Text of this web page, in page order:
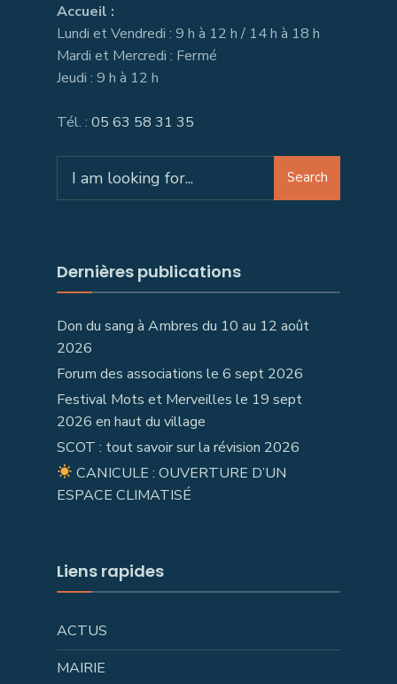
Accueil :
Lundi et Vendredi : 9 h à 12 h / 14 h à 18 h
Mardi et Mercredi : Fermé
Jeudi : 9 h à 12 h
Tél. : 05 63 58 31 35
for:
Search
Dernières publications
Don du sang à Ambres du 10 au 12 août
2026
Forum des associations le 6 sept 2026
Festival Mots et Merveilles le 19 sept
2026 en haut du village
SCOT : tout savoir sur la révision 2026
CANICULE : OUVERTURE D’UN
ESPACE CLIMATISÉ
Liens rapides
ACTUS
MAIRIE